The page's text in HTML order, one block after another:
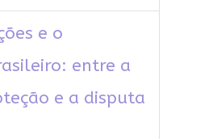
e o
entre a
e a disputa